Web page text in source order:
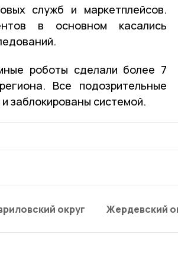
служб и маркетплейсов.
в основном касались
роботы сделали более 7
Все подозрительные
заблокированы системой.
округ Жердевский